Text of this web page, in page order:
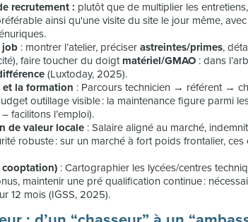
recrutement : plutôt que de multiplier les
ainsi qu'une visite du site le jour même,
job : montrer l’atelier, préciser astreintes/primes,
faire toucher du doigt matériel/GMAO : dans
(Luxtoday, 2025).
et la formation : Parcours technicien → référent →
outillage visible : la maintenance figure parmi
facilitons l’emploi).
de valeur locale : Salaire aligné au marché,
robuste : sur un marché à fort poids frontalier,
: Cartographier les lycées/centres
maintenir une pré qualification continue :
12 mois (IGSS, 2025).